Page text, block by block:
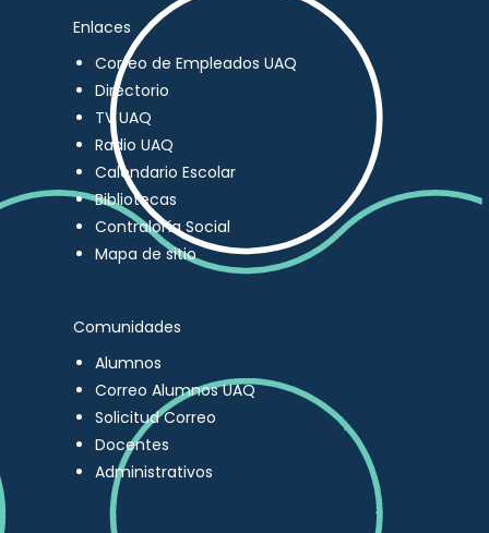
Enlaces
Correo de Empleados UAQ
Directorio
TV UAQ
Radio UAQ
Calendario Escolar
Bibliotecas
Contraloría Social
Mapa de sitio
Comunidades
Alumnos
Correo Alumnos UAQ
Solicitud Correo
Docentes
Administrativos